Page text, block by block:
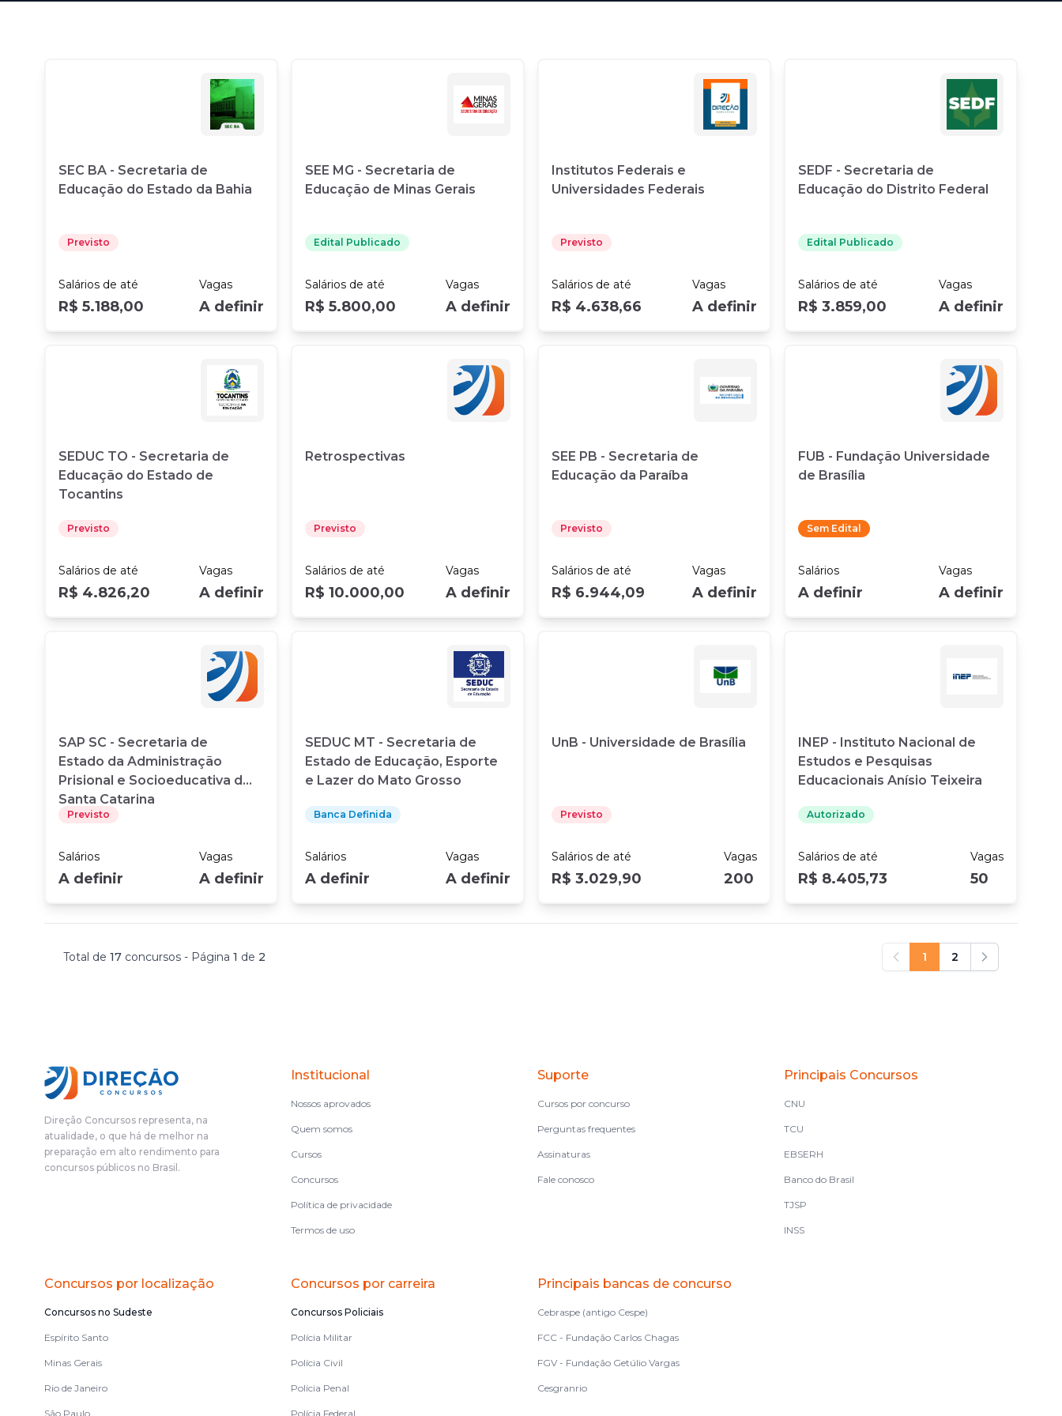
SEC BA - Secretaria de
Educação do Estado da Bahia
Previsto
Salários de até
R$ 5.188,00
Vagas
A definir
SEE MG - Secretaria de
Educação de Minas Gerais
Edital Publicado
Salários de até
R$ 5.800,00
Vagas
A definir
Institutos Federais e
Universidades Federais
Previsto
Salários de até
R$ 4.638,66
Vagas
A definir
SEDF - Secretaria de
Educação do Distrito Federal
Edital Publicado
Salários de até
R$ 3.859,00
Vagas
A definir
SEDUC TO - Secretaria de
Educação do Estado de
Tocantins
Previsto
Salários de até
R$ 4.826,20
Vagas
A definir
Retrospectivas
Previsto
Salários de até
R$ 10.000,00
Vagas
A definir
SEE PB - Secretaria de
Educação da Paraíba
Previsto
Salários de até
R$ 6.944,09
Vagas
A definir
FUB - Fundação Universidade
de Brasília
Sem Edital
Salários
A definir
Vagas
A definir
SAP SC - Secretaria de
Estado da Administração
Prisional e Socioeducativa de
Santa Catarina
Previsto
Salários
A definir
Vagas
A definir
SEDUC MT - Secretaria de
Estado de Educação, Esporte
e Lazer do Mato Grosso
Banca Definida
Salários
A definir
Vagas
A definir
UnB - Universidade de Brasília
Previsto
Salários de até
R$ 3.029,90
Vagas
200
INEP - Instituto Nacional de
Estudos e Pesquisas
Educacionais Anísio Teixeira
Autorizado
Salários de até
R$ 8.405,73
Vagas
50
Total de 17 concursos - Página 1 de 2
Anterior
1 2
Próximo
Direção Concursos representa, na
atualidade, o que há de melhor na
preparação em alto rendimento para
concursos públicos no Brasil.
Institucional
Nossos aprovados
Quem somos
Cursos
Concursos
Política de privacidade
Termos de uso
Suporte
Cursos por concurso
Perguntas frequentes
Assinaturas
Fale conosco
Principais Concursos
CNU
TCU
EBSERH
Banco do Brasil
TJSP
INSS
Concursos por localização
Concursos no Sudeste
Espírito Santo
Minas Gerais
Rio de Janeiro
São Paulo
Concursos por carreira
Concursos Policiais
Polícia Militar
Polícia Civil
Polícia Penal
Polícia Federal
Principais bancas de concurso
Cebraspe (antigo Cespe)
FCC - Fundação Carlos Chagas
FGV - Fundação Getúlio Vargas
Cesgranrio